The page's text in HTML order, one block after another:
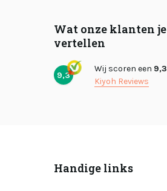
Wat onze klanten je
vertellen
9,3
Wij scoren een 9,3
Kiyoh Reviews
Handige links